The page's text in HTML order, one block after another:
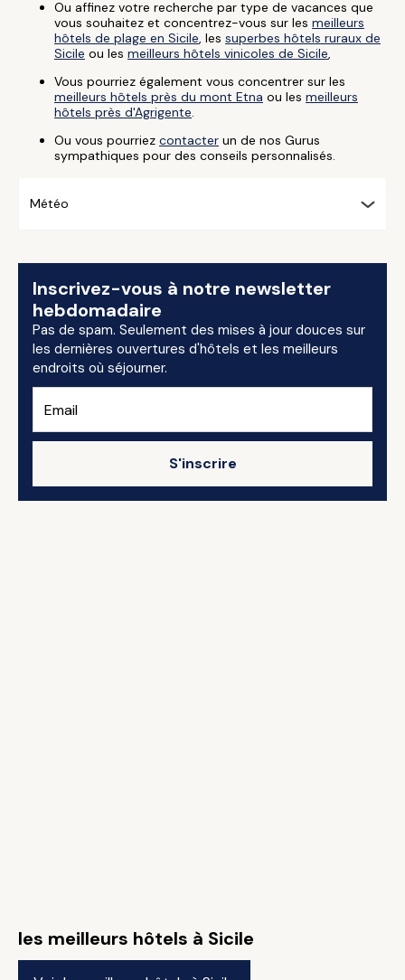
Ou affinez votre recherche par type de vacances que
vous souhaitez et concentrez-vous sur les meilleurs
hôtels de plage en Sicile, les superbes hôtels ruraux de
Sicile ou les meilleurs hôtels vinicoles de Sicile,
Vous pourriez également vous concentrer sur les
meilleurs hôtels près du mont Etna ou les meilleurs
hôtels près d'Agrigente.
Ou vous pourriez contacter un de nos Gurus
sympathiques pour des conseils personnalisés.
Météo
Inscrivez-vous à notre newsletter
hebdomadaire
Pas de spam. Seulement des mises à jour douces sur
les dernières ouvertures d'hôtels et les meilleurs
endroits où séjourner.
S'inscrire
les meilleurs hôtels à Sicile